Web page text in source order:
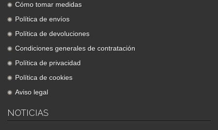
Cómo tomar medidas
Política de envíos
Política de devoluciones
Condiciones generales de contratación
Política de privacidad
Política de cookies
Aviso legal
NOTICIAS